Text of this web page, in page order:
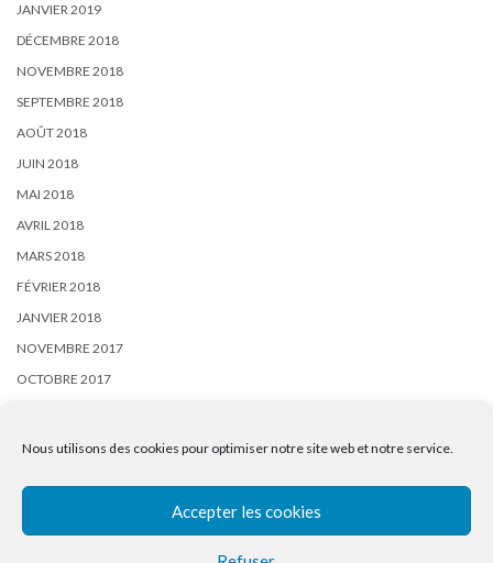
Nous utilisons des cookies pour optimiser notre site web et notre service.
Accepter les cookies
JANVIER 2019
DÉCEMBRE 2018
NOVEMBRE 2018
SEPTEMBRE 2018
AOÛT 2018
JUIN 2018
MAI 2018
AVRIL 2018
MARS 2018
FÉVRIER 2018
JANVIER 2018
NOVEMBRE 2017
OCTOBRE 2017
AOÛT 2017